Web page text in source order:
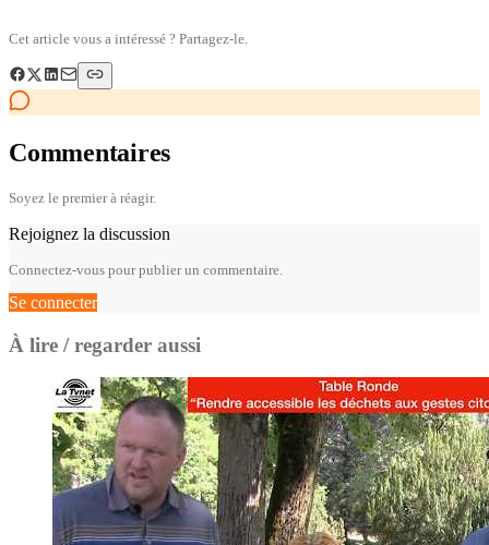
Cet article vous a intéressé ? Partagez-le.
Commentaires
Soyez le premier à réagir.
Rejoignez la discussion
Connectez-vous pour publier un commentaire.
Se connecter
À lire / regarder aussi